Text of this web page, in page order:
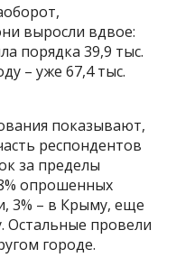
выросли вдвое:
порядка 39,9 тыс.
– уже 67,4 тыс.
показывают,
респондентов
за пределы
опрошенных
3% – в Крыму, еще
Остальные провели
городе.